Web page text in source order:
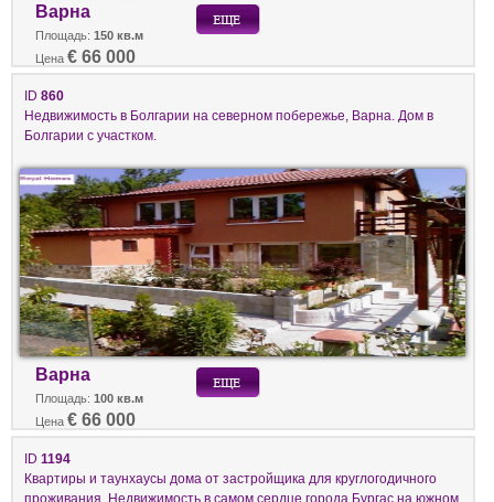
Варна
Площадь: 150 кв.м
Цена € 66 000
ID 860
Недвижимость в Болгарии на северном побережье, Варна. Дом в
Болгарии с участком.
Варна
Площадь: 100 кв.м
Цена € 66 000
ID 1194
Квартиры и таунхаусы дома от застройщика для круглогодичного
проживания. Недвижимость в самом сердце города Бургас на южном